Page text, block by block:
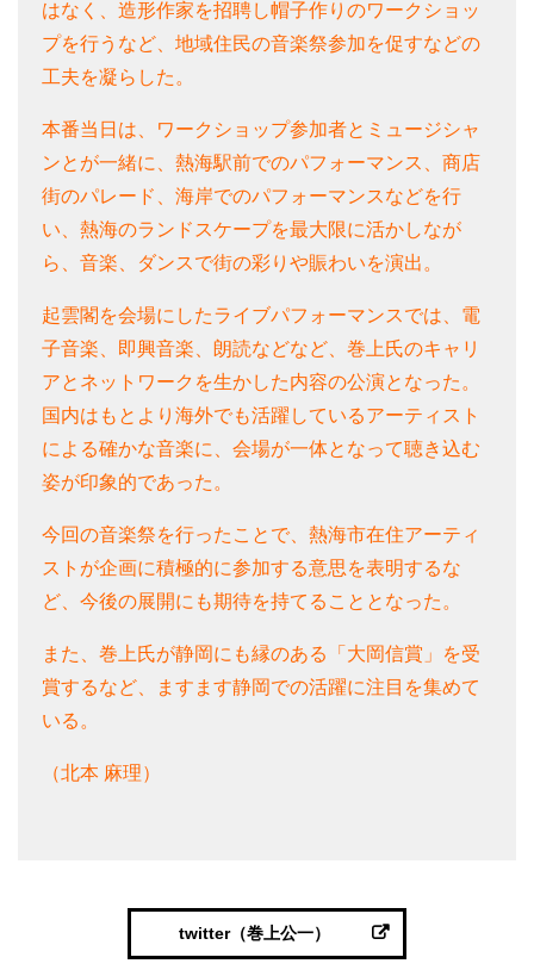
はなく、造形作家を招聘し帽子作りのワークショッ
プを行うなど、地域住民の音楽祭参加を促すなどの
工夫を凝らした。
本番当日は、ワークショップ参加者とミュージシャ
ンとが一緒に、熱海駅前でのパフォーマンス、商店
街のパレード、海岸でのパフォーマンスなどを行
い、熱海のランドスケープを最大限に活かしなが
ら、音楽、ダンスで街の彩りや賑わいを演出。
起雲閣を会場にしたライブパフォーマンスでは、電
子音楽、即興音楽、朗読などなど、巻上氏のキャリ
アとネットワークを生かした内容の公演となった。
国内はもとより海外でも活躍しているアーティスト
による確かな音楽に、会場が一体となって聴き込む
姿が印象的であった。
今回の音楽祭を行ったことで、熱海市在住アーティ
ストが企画に積極的に参加する意思を表明するな
ど、今後の展開にも期待を持てることとなった。
また、巻上氏が静岡にも縁のある「大岡信賞」を受
賞するなど、ますます静岡での活躍に注目を集めて
いる。
（北本 麻理）
twitter（巻上公一）